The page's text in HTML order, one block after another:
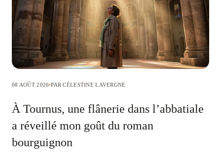
08 AOÛT 2026 PAR CÉLESTINE LAVERGNE
À Tournus, une flânerie dans l’abbatiale
a réveillé mon goût du roman
bourguignon